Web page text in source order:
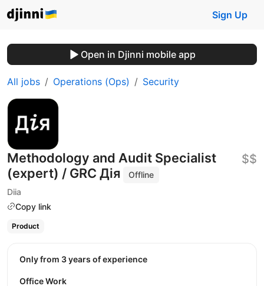
Sign Up
Open in Djinni mobile app
All jobs Operations (Ops) Security
Methodology and Audit Specialist
(expert) / GRC Дія
Offline
Diia
Copy link
$$
Product
Only from 3 years of experience
Office Work